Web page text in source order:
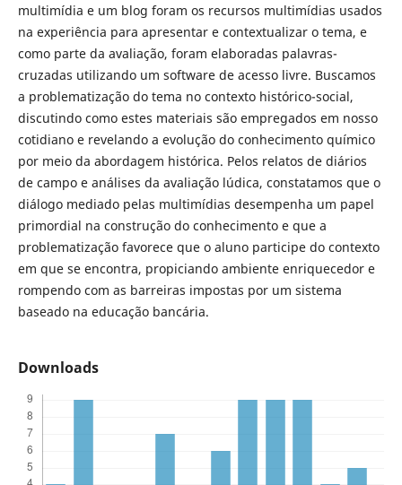
multimídia e um blog foram os recursos multimídias usados
na experiência para apresentar e contextualizar o tema, e
como parte da avaliação, foram elaboradas palavras-
cruzadas utilizando um software de acesso livre. Buscamos
a problematização do tema no contexto histórico-social,
discutindo como estes materiais são empregados em nosso
cotidiano e revelando a evolução do conhecimento químico
por meio da abordagem histórica. Pelos relatos de diários
de campo e análises da avaliação lúdica, constatamos que o
diálogo mediado pelas multimídias desempenha um papel
primordial na construção do conhecimento e que a
problematização favorece que o aluno participe do contexto
em que se encontra, propiciando ambiente enriquecedor e
rompendo com as barreiras impostas por um sistema
baseado na educação bancária.
Downloads